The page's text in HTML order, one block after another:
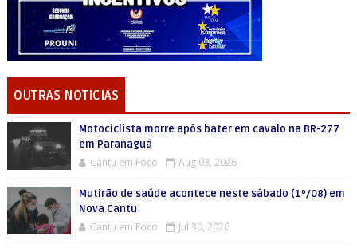
OUTRAS NOTICIAS
Motociclista morre após bater em cavalo na BR-277
em Paranaguá
Cantu em Foco Aug 03, 2026
Mutirão de saúde acontece neste sábado (1º/08) em
Nova Cantu
Cantu em Foco Jul 30, 2026